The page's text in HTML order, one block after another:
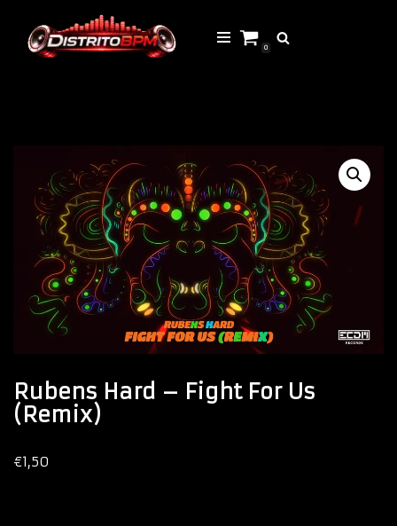
Saltar
0
Rubens Hard – Fight For Us
(Remix)
€1,50